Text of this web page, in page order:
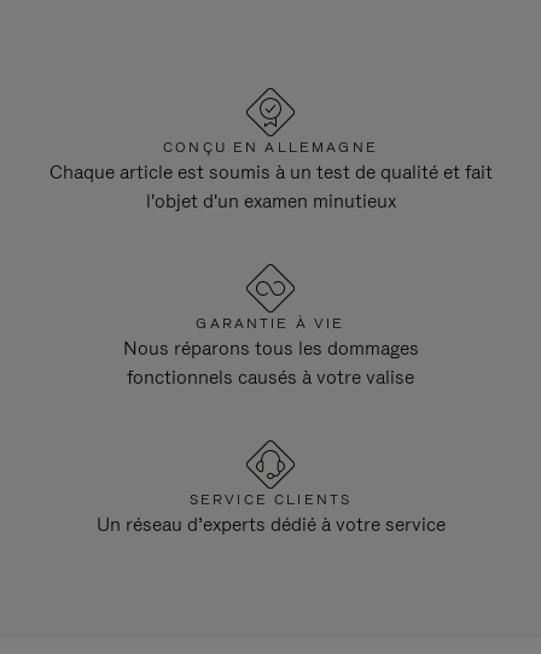
CONÇU EN ALLEMAGNE
Chaque article est soumis à un test de qualité et fait
l'objet d'un examen minutieux
GARANTIE À VIE
Nous réparons tous les dommages
fonctionnels causés à votre valise
SERVICE CLIENTS
Un réseau d’experts dédié à votre service